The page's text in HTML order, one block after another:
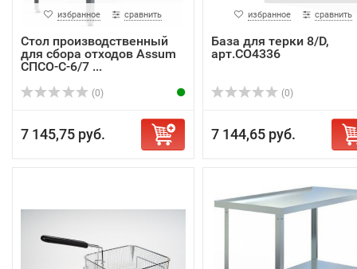
избранное сравнить
Стол производственный
для сбора отходов Assum
СПСО-С-6/7 ...
(0)
7 145,75 руб.
избранное сравнить
База для терки 8/D,
арт.СО4336
(0)
7 144,65 руб.